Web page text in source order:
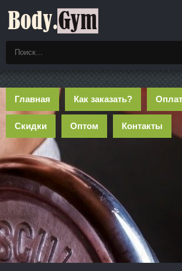
Главная Как заказать?
Скидки Оптом Контакты